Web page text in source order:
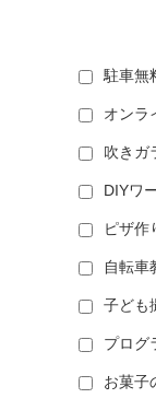
駐車無
オンラ
吹きガ
DIYワ
ピザ作
自転車
子ども
プログ
お菓子